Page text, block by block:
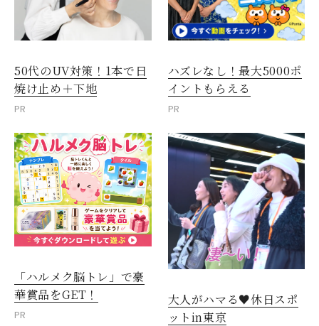
50代のUV対策！1本で日
焼け止め＋下地
PR
ハズレなし！最大5000ポ
イントもらえる
PR
「ハルメク脳トレ」で豪
華賞品をGET！
PR
大人がハマる♥休日スポ
ットin東京